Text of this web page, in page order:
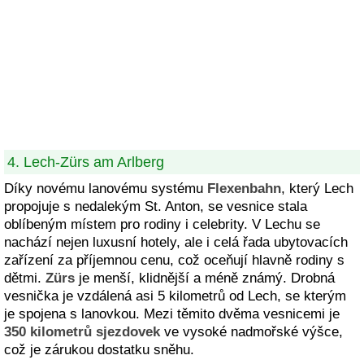
4. Lech-Zürs am Arlberg
Díky novému lanovému systému Flexenbahn, který Lech
propojuje s nedalekým St. Anton, se vesnice stala
oblíbeným místem pro rodiny i celebrity. V Lechu se
nachází nejen luxusní hotely, ale i celá řada ubytovacích
zařízení za příjemnou cenu, což oceňují hlavně rodiny s
dětmi. Zürs je menší, klidnější a méně známý. Drobná
vesnička je vzdálená asi 5 kilometrů od Lech, se kterým
je spojena s lanovkou. Mezi těmito dvěma vesnicemi je
350 kilometrů sjezdovekve vysoké nadmořské výšce,
což je zárukou dostatku sněhu.